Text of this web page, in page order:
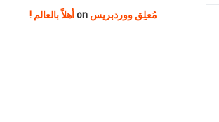
مُعلِق ووردبريس أهلاً بالعالم !